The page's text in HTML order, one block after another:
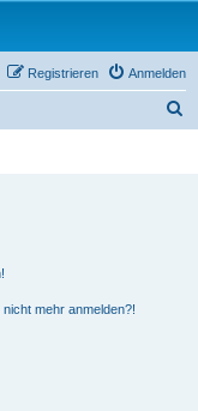
Anmelden
Registrieren
mehr anmelden?!